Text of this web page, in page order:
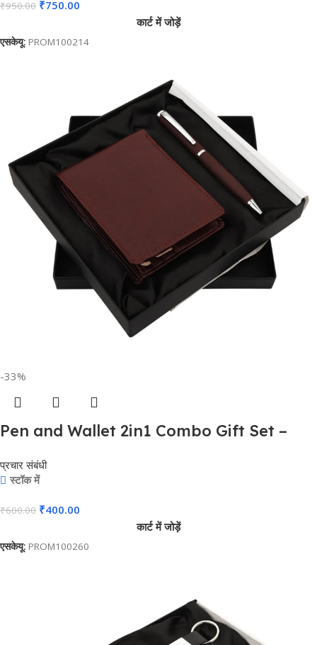
Gifting BG-JKSR203
₹950.00 ₹750.00
कार्ट में जोड़ें
एसकेयू: PROM100214
-33%
Pen and Wallet 2in1 Combo Gift Set –
Client or Dealer Gifting, Promotional
प्रचार संबंधी
स्टॉक में
₹600.00 ₹400.00
कार्ट में जोड़ें
एसकेयू: PROM100260